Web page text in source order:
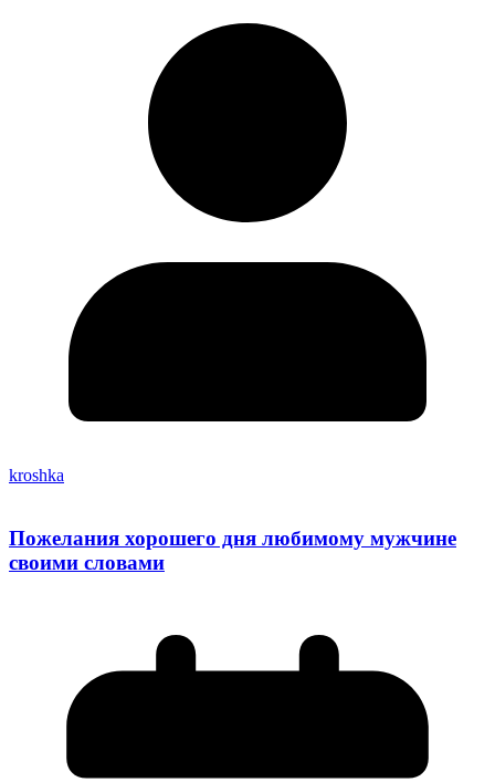
kroshka
Пожелания хорошего дня любимому мужчине
своими словами